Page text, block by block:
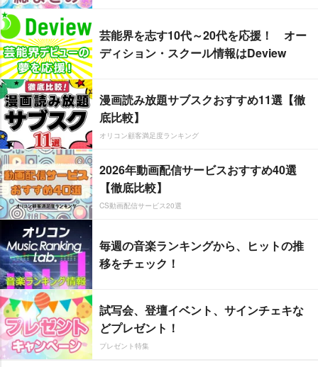
芸能界を志す10代～20代を応援！ オー
ディション・スクール情報はDeview
漫画読み放題サブスクおすすめ11選【徹
底比較】
オリコン顧客満足度ランキング
2026年動画配信サービスおすすめ40選
【徹底比較】
CS動画配信サービス20選
毎週の音楽ランキングから、ヒットの推
移をチェック！
試写会、登壇イベント、サインチェキな
どプレゼント！
プレゼント特集